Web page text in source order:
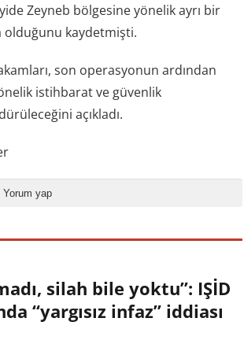
Zeyneb bölgesine yönelik ayrı bir
olduğunu kaydetmişti.
son operasyonun ardından
istihbarat ve güvenlik
açıkladı.
Yorum yap
silah bile yoktu”: IŞİD
“yargısız infaz” iddiası